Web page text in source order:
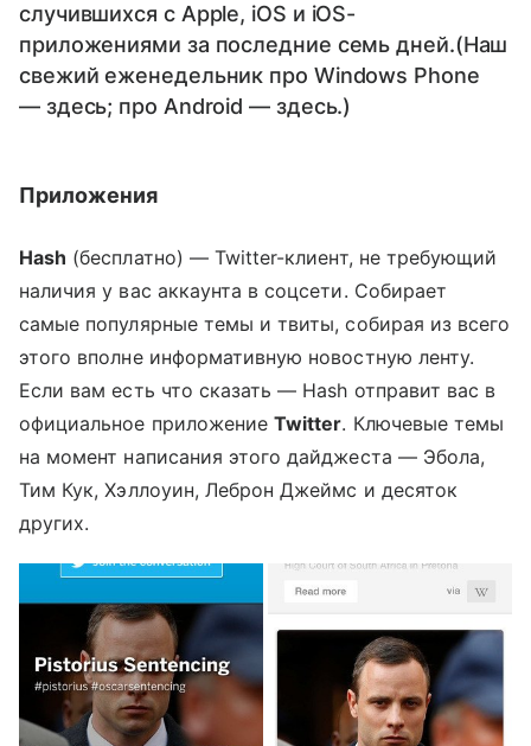
случившихся с Apple, iOS и iOS-
приложениями за последние семь дней.(Наш
свежий еженедельник про Windows Phone
— здесь; про Android — здесь.)
Приложения
Hash (бесплатно) — Twitter-клиент, не требующий
наличия у вас аккаунта в соцсети. Собирает
самые популярные темы и твиты, собирая из всего
этого вполне информативную новостную ленту.
Если вам есть что сказать — Hash отправит вас в
официальное приложениеTwitter. Ключевые темы
на момент написания этого дайджеста — Эбола,
Тим Кук, Хэллоуин, Леброн Джеймс и десяток
других.